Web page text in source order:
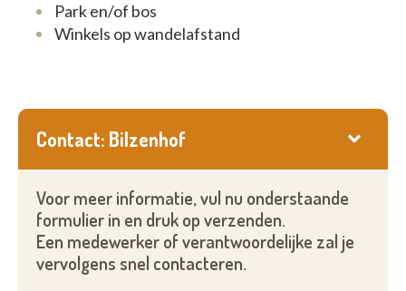
Park en/of bos
Winkels op wandelafstand
Contact: Bilzenhof
Voor meer informatie, vul nu onderstaande
formulier in en druk op verzenden.
Een medewerker of verantwoordelijke zal je
vervolgens snel contacteren.